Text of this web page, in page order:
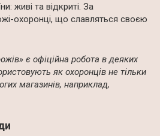
живі та відкриті. За
охоронці, що славляться своєю
є офіційна робота в деяких
як охоронців не тільки
магазинів, наприклад,